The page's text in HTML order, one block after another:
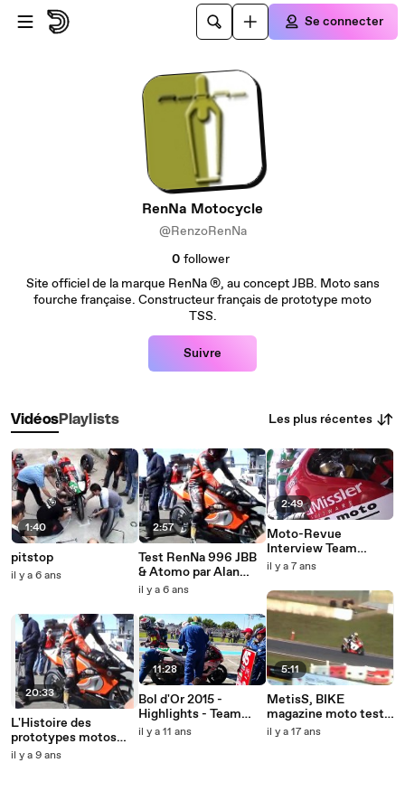
Passer au contenu principal
Se connecter
RenNa Motocycle
@RenzoRenNa
0 follower
Site officiel de la marque RenNa ®, au concept JBB. Moto sans
fourche française. Constructeur français de prototype moto
TSS.
Suivre
VidéosPlaylists Les plus récentes
1:40
pitstop
il y a 6 ans
20:33
L'Histoire des
prototypes motos
JBB
il y a 9 ans
2:57
Test RenNa 996 JBB
& Atomo par Alan
Cathcart
il y a 6 ans
11:28
Bol d'Or 2015 -
Highlights - Team
MetisS #45
il y a 11 ans
2:49
Moto-Revue
Interview Team
METISS | Bol d'Or
il y a 7 ans
5:11
MetisS, BIKE
magazine moto test.
Essai prototype moto
il y a 17 ans